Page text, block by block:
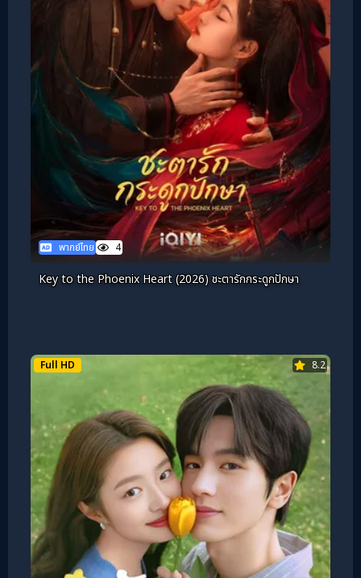
พากย์ไทย 4
Key to the Phoenix Heart (2026) ชะตารักกระดูกปักษา
Full HD 8.2